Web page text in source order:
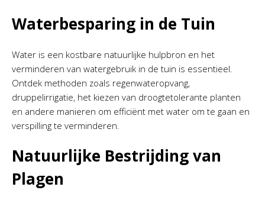
Waterbesparing in de Tuin
Water is een kostbare natuurlijke hulpbron en het
verminderen van watergebruik in de tuin is essentieel.
Ontdek methoden zoals regenwateropvang,
druppelirrigatie, het kiezen van droogtetolerante planten
en andere manieren om efficiënt met water om te gaan en
verspilling te verminderen.
Natuurlijke Bestrijding van
Plagen